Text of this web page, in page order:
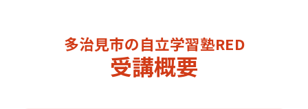
多治見市の自立学習塾RED
受講概要